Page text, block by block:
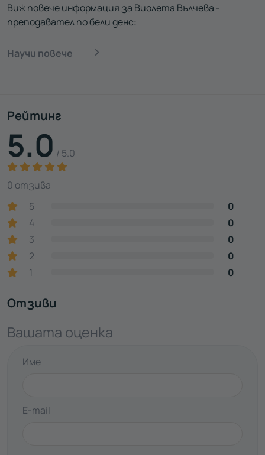
Виж повече информация за Виолета Вълчева -
преподавател по бели денс:
Научи повече
Рейтинг
5.0 / 5.0
0 отзива
5
0
4
0
3
0
2
0
1
0
Отзиви
Вашата оценка
Име
E-mail